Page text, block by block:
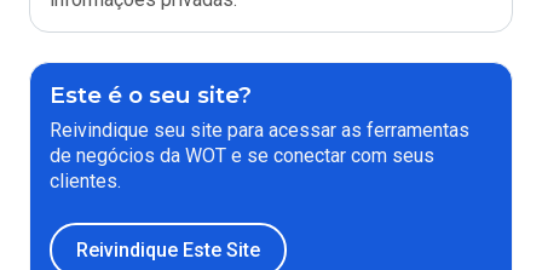
Este é o seu site?
Reivindique seu site para acessar as ferramentas
de negócios da WOT e se conectar com seus
clientes.
Reivindique Este Site